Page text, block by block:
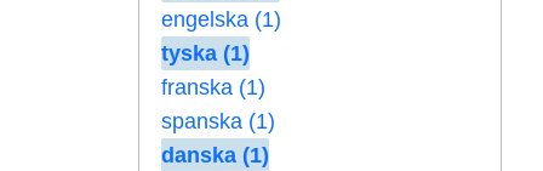
engelska (1)
tyska (1)
franska (1)
spanska (1)
danska (1)